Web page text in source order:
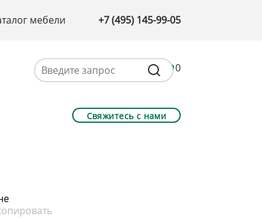
мебели +7 (495) 145-99-05
0
Свяжитесь с нами